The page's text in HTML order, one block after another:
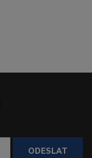
ODESLAT